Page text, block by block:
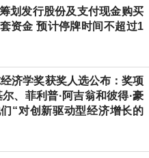
划发行股份及支付现金购买
资金 预计停牌时间不超过1
济学奖获奖人选公布：奖项
、菲利普·阿吉翁和彼得·豪
“对创新驱动型经济增长的